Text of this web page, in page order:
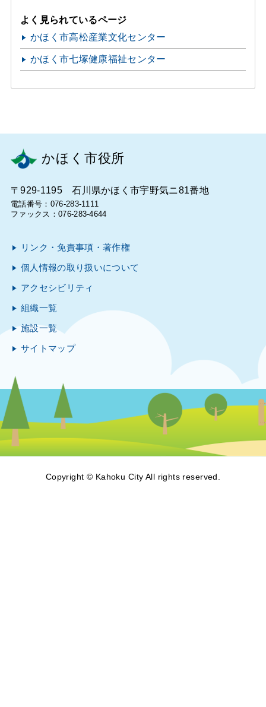
よく見られているページ
かほく市高松産業文化センター
かほく市七塚健康福祉センター
かほく市役所
〒929-1195 石川県かほく市宇野気ニ81番地
電話番号：076-283-1111
ファックス：076-283-4644
リンク・免責事項・著作権
個人情報の取り扱いについて
アクセシビリティ
組織一覧
施設一覧
サイトマップ
Copyright © Kahoku City All rights reserved.